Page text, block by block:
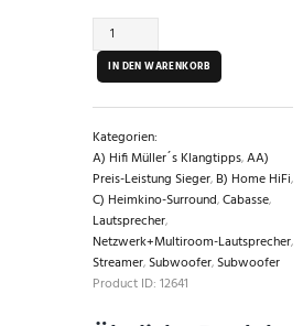
Cabasse
The
Pearl
Sub
schwarz
Menge
IN DEN WARENKORB
Kategorien:
A) Hifi Müller´s Klangtipps,AA)
Preis-Leistung Sieger, B) Home HiFi,
C) Heimkino-Surround,Cabasse,
Lautsprecher,
Netzwerk+Multiroom-Lautsprecher,
Streamer,Subwoofer,Subwoofer
Product ID: 12641